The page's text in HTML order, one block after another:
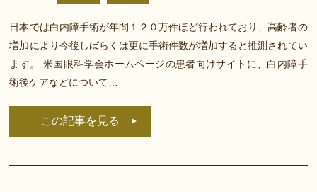
日本では白内障手術が年間１２０万件ほど行われており、高齢者の
増加により今後しばらくは更に手術件数が増加すると推測されてい
ます。 米国眼科学会ホームページの患者向けサイトに、白内障手
術後ケアなどについて…
この記事を見る